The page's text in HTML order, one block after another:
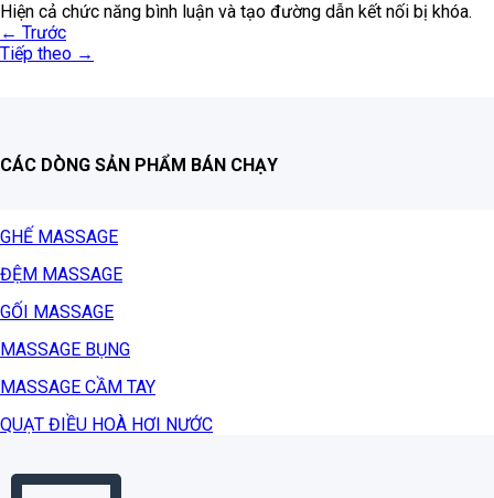
Hiện cả chức năng bình luận và tạo đường dẫn kết nối bị khóa.
← Trước
Tiếp theo →
CÁC DÒNG SẢN PHẨM BÁN CHẠY
GHẾ MASSAGE
ĐỆM MASSAGE
GỐI MASSAGE
MASSAGE BỤNG
MASSAGE CẦM TAY
QUẠT ĐIỀU HOÀ HƠI NƯỚC